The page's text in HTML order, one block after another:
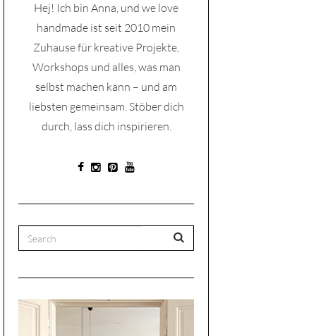
Hej! Ich bin Anna, und we love
handmade ist seit 2010 mein
Zuhause für kreative Projekte,
Workshops und alles, was man
selbst machen kann – und am
liebsten gemeinsam. Stöber dich
durch, lass dich inspirieren.